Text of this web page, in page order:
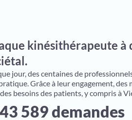
kinésithérapeute
jour, des centaines de
Grâce à leur engagement, des
besoins des patients, y compris à
589 demandes